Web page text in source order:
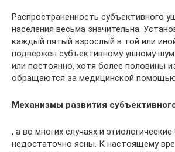
Распространенность субъективного
населения весьма значительна.
каждый пятый взрослый в той или
подвержен субъективному ушному
или постоянно, хотя более половины
обращаются за медицинской
Механизмы развития
, а во многих случаях и
недостаточно ясны. К настоящему